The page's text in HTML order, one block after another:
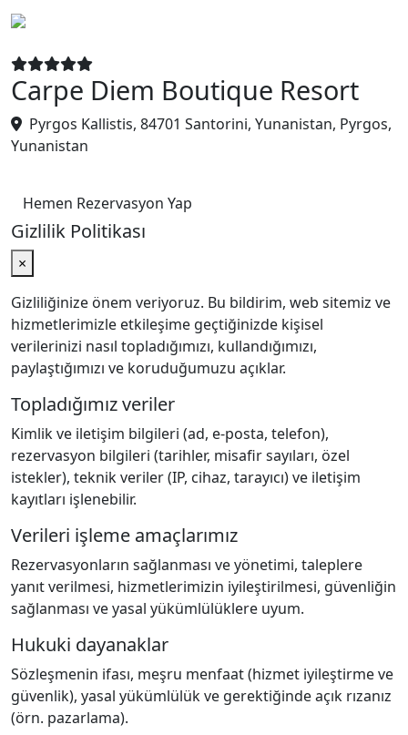
Carpe Diem Boutique Resort
Pyrgos Kallistis, 84701 Santorini, Yunanistan, Pyrgos,
Yunanistan
Hemen Rezervasyon Yap
Gizlilik Politikası
×
Gizliliğinize önem veriyoruz. Bu bildirim, web sitemiz ve
hizmetlerimizle etkileşime geçtiğinizde kişisel
verilerinizi nasıl topladığımızı, kullandığımızı,
paylaştığımızı ve koruduğumuzu açıklar.
Topladığımız veriler
Kimlik ve iletişim bilgileri (ad, e-posta, telefon),
rezervasyon bilgileri (tarihler, misafir sayıları, özel
istekler), teknik veriler (IP, cihaz, tarayıcı) ve iletişim
kayıtları işlenebilir.
Verileri işleme amaçlarımız
Rezervasyonların sağlanması ve yönetimi, taleplere
yanıt verilmesi, hizmetlerimizin iyileştirilmesi, güvenliğin
sağlanması ve yasal yükümlülüklere uyum.
Hukuki dayanaklar
Sözleşmenin ifası, meşru menfaat (hizmet iyileştirme ve
güvenlik), yasal yükümlülük ve gerektiğinde açık rızanız
(örn. pazarlama).